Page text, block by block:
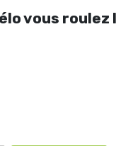
vous roulez